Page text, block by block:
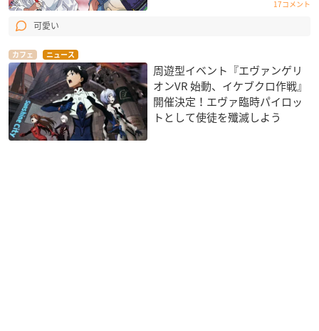
17コメント
可愛い
カフェ ニュース
周遊型イベント『エヴァンゲリ
オンVR 始動、イケブクロ作戦』
開催決定！エヴァ臨時パイロッ
トとして使徒を殲滅しよう